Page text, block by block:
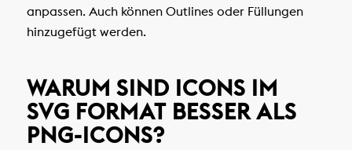
anpassen. Auch können Outlines oder Füllungen
hinzugefügt werden.
WARUM SIND ICONS IM
SVG FORMAT BESSER ALS
PNG-ICONS?